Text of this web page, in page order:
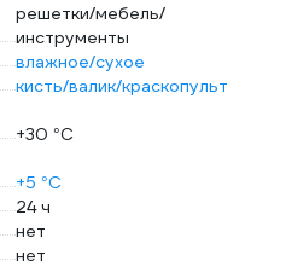
решетки/мебель/
инструменты
влажное/сухое
кисть/валик/краскопульт
+30 °С
+5 °С
24 ч
нет
нет